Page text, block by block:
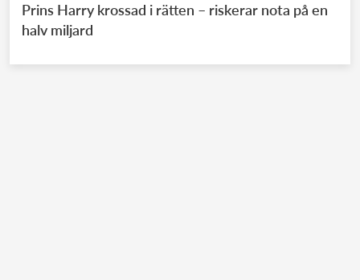
Prins Harry krossad i rätten – riskerar nota på en
halv miljard